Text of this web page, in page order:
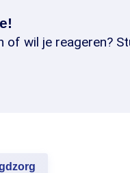
of wil je reageren?